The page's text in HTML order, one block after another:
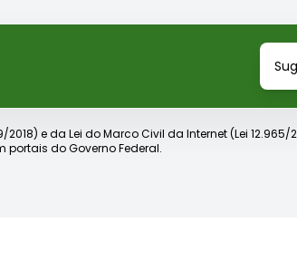
e da Lei do Marco Civil da Internet (Lei 12.965/
do Governo Federal.